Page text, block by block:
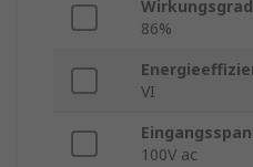
Wirkungsgrad
86%
VI
100V ac